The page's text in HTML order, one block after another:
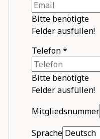
Bitte benötigte
Felder ausfüllen!
Telefon*
Bitte benötigte
Felder ausfüllen!
Mitgliedsnummer
Sprache